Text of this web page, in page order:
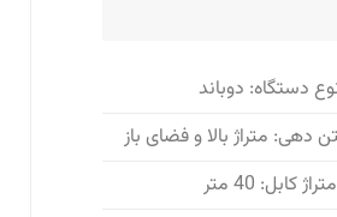
دستگاه: دوباند
دهی: متراژ بالا و فضای باز
متراژ کابل: 40 متر